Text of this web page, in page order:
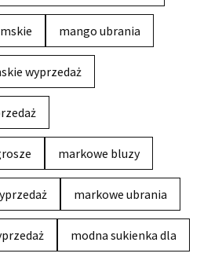
mango ubrania
wyprzedaż
markowe bluzy
markowe ubrania
modna sukienka dla